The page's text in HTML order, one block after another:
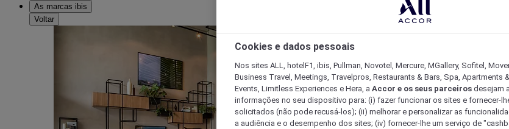
As marcas ibis
Voltar
Cookies e dados pessoais
Nos sites ALL, hotelF1, ibis, Pullman, Novotel, Mercure, MGallery, Sofitel,
Business Travel, Meetings, Travelpros, Restaurants & Bars, Spa, Apartments
Events, Limitless Experiences e Hera, a Accor e os seus parceiros desejam
informações no seu dispositivo para: (i) fazer funcionar os sites e fornecer-
solicitados (não pode recusá-los); (ii) melhorar e personalizar as
a audiência e o desempenho dos sites; (iv) fornecer-lhe um serviço de